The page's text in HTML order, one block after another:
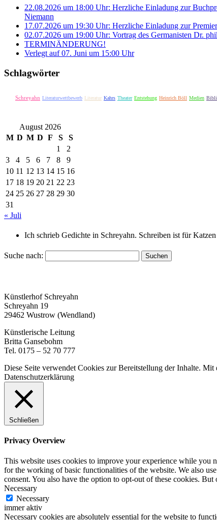
22.08.2026 um 18:00 Uhr: Herzliche Einladung zur
Niemann
17.07.2026 um 19:30 Uhr: Herzliche Einladung zur
02.07.2026 um 19:00 Uhr: Vortrag des Germanisten Dr.
TERMINÄNDERUNG!
Verlegt auf 07. Juni um 15:00 Uhr
Schlagwörter
Schreyahn Literaturwettbewerb Literatur Kahrs Theater Entstehung Heinrich Böll Medien
August 2026
M D M D F S
S
1
2
3
4 5 6 7 8
9
10 11 12 13 14 15 16
17 18 19 20 21 22 23
24 25 26 27 28 29 30
31
« Juli
Ich schrieb Gedichte in Schreyahn. Schreiben ist für
Suche nach:
Künstlerhof Schreyahn
Schreyahn 19
29462 Wustrow (Wendland)
Künstlerische Leitung
Britta Gansebohm
Tel. 0175 – 52 70 777
Diese Seite verwendet Cookies zur Bereitstellung der Inhalte.
Datenschutzerklärung
Schließen
Privacy Overview
This website uses cookies to improve your experience while you
for the working of basic functionalities of the website. We also
consent. You also have the option to opt-out of these cookies.
Necessary
Necessary
immer aktiv
Necessary cookies are absolutely essential for the website to